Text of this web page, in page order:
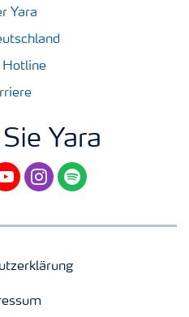
Yara
Hotline
Yara
instagram
spotify